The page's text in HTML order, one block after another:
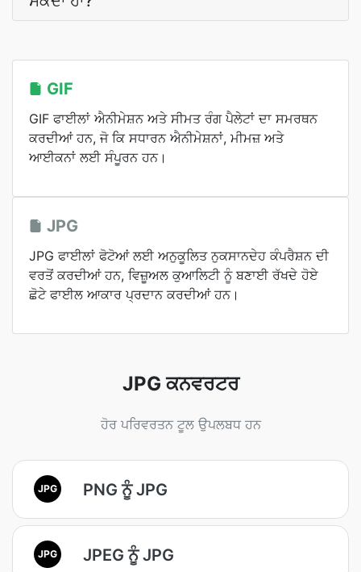
GIF
GIF ਫਾਈਲਾਂ ਐਨੀਮੇਸ਼ਨ ਅਤੇ ਸੀਮਤ ਰੰਗ ਪੈਲੇਟਾਂ ਦਾ ਸਮਰਥਨ
ਕਰਦੀਆਂ ਹਨ, ਜੋ ਕਿ ਸਧਾਰਨ ਐਨੀਮੇਸ਼ਨਾਂ, ਮੀਮਜ਼ ਅਤੇ
ਆਈਕਨਾਂ ਲਈ ਸੰਪੂਰਨ ਹਨ।
JPG
JPG ਫਾਈਲਾਂ ਫੋਟੋਆਂ ਲਈ ਅਨੁਕੂਲਿਤ ਨੁਕਸਾਨਦੇਹ ਕੰਪਰੈਸ਼ਨ ਦੀ
ਵਰਤੋਂ ਕਰਦੀਆਂ ਹਨ, ਵਿਜ਼ੂਅਲ ਕੁਆਲਿਟੀ ਨੂੰ ਬਣਾਈ ਰੱਖਦੇ ਹੋਏ
ਛੋਟੇ ਫਾਈਲ ਆਕਾਰ ਪ੍ਰਦਾਨ ਕਰਦੀਆਂ ਹਨ।
JPG ਕਨਵਰਟਰ
ਹੋਰ ਪਰਿਵਰਤਨ ਟੂਲ ਉਪਲਬਧ ਹਨ
JPG PNG ਨੂੰ JPG
JPG JPEG ਨੂੰ JPG